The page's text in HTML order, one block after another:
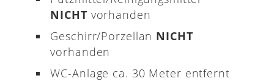
NICHT vorhanden
Geschirr/Porzellan NICHT
vorhanden
WC-Anlage ca. 30 Meter entfernt